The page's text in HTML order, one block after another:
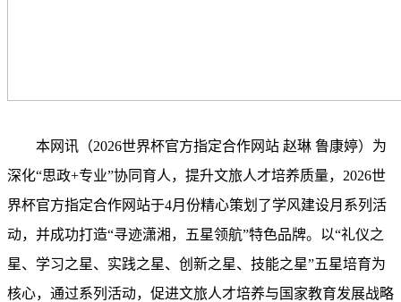
本网讯 （2026世界杯官方指定合作网站 赵琳 鲁康婷） 为
深化“思政+专业”协同育人，提升文旅人才培养质量，2026世
界杯官方指定合作网站于4月份精心策划 了学风建设月系列活
动， 并成功打造“寻迹潇湘，五星领航”特色品牌。以“礼仪之
星、学习之星、实践之星、创新之星、技能之星”五星培育为
核心，通过系列活动，促进文旅人才培养与国家教育发展战略